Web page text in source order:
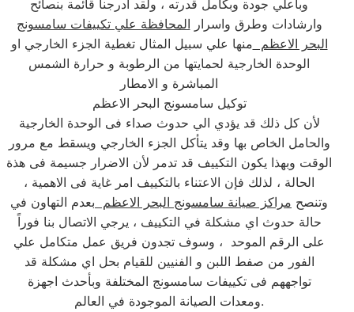
وبأعلي جودة وبكامل قدرته ، ولقد أدرجنا قائمة بنصائح
وارشادات وطرق واسرار المحافظة علي تكييفات سامسونج
البحر الاعظم منها علي سبيل المثال تغطية الجزء الخارجي او
الوحدة الخارجية لحمايتها من الرطوبة و حرارة الشمس
المباشرة و الامطار
توكيل سامسونج البحر الاعظم
لأن كل ذلك قد يؤدي الي حدوث صداء فى الوحدة الخارجية
والحامل الخاص بها وقد يتأكل الجزء الخارجي ويسقط مع مرور
الوقت وبهذا يكون التكييف قد تدمر لأن الاضرار جسيمة فى هذة
الحالة ، لذلك فإن الاعتناء بالتكييف امر غاية فى الاهمية ،
وتنصح مراكز صيانة سامسونج البحر الاعظم بعدم التهاون في
حالة حدوث اي مشكلة في التكييف ، يرجي الاتصال بنا فوراً
على الرقم الموحد ، وسوف تجدون فريق عمل متكامل علي
الفور من صفط اللبن و الفنيين للقيام بحل اي مشكلة قد
تواجههم فى تكييفات سامسونج المختلفة وبأحدث اجهزة
ومعدات الصيانة الموجودة في العالم.